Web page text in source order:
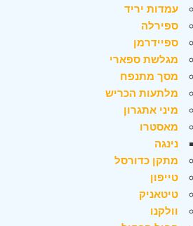
עמדות יריד
ספירלה
ספיידרמן
מגלשת ספארי
מסך מתנפח
מלתעות הכריש
מיני אתגרון
מאסטרו
נינגה
מתקן כדורסל
טייפון
טיטאניק
וולקנו